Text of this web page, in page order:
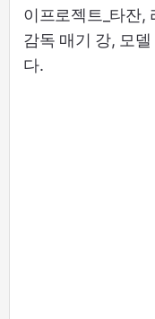
이프로젝트_타잔,
감독 매기 강, 모
다.